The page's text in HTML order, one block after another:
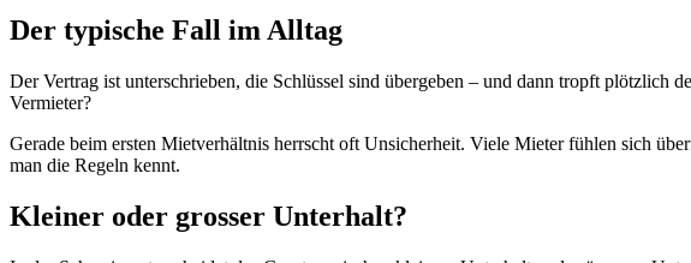
Der typische Fall im Alltag
Der Vertrag ist unterschrieben, die Schlüssel sind übergeben – und dann tropft
Vermieter?
Gerade beim ersten Mietverhältnis herrscht oft Unsicherheit. Viele Mieter fühlen sich
man die Regeln kennt.
Kleiner oder grosser Unterhalt?